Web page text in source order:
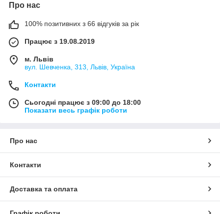
Про нас
100% позитивних з 66 відгуків за рік
Працює з 19.08.2019
м. Львів
вул. Шевченка, 313, Львів, Україна
Контакти
Сьогодні працює з 09:00 до 18:00
Показати весь графік роботи
Про нас
Контакти
Доставка та оплата